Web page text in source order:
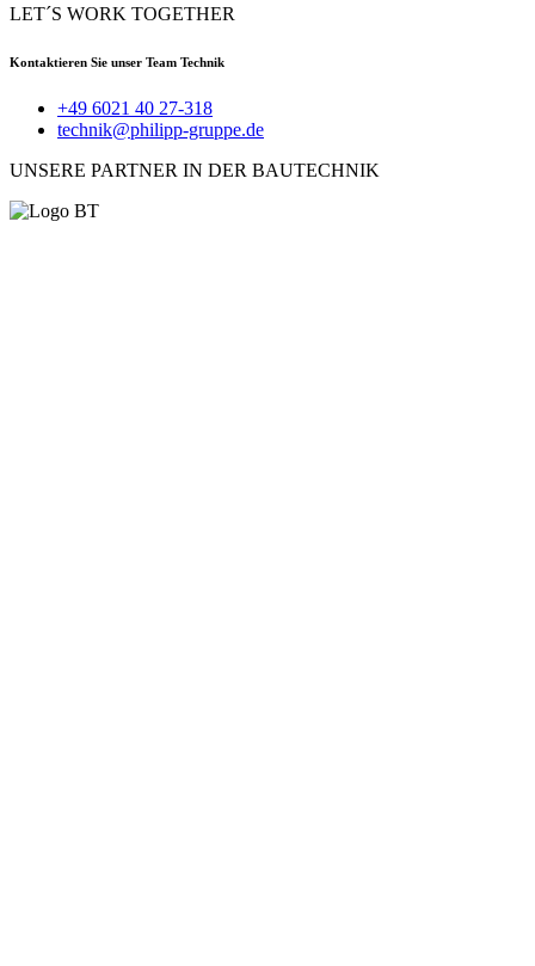
LET´S WORK TOGETHER
Kontaktieren Sie unser Team Technik
+49 6021 40 27-318
technik@philipp-gruppe.de
UNSERE PARTNER IN DER BAUTECHNIK